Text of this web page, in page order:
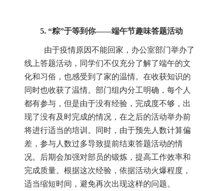
5. “粽”于等到你——端午节趣味答题活动
由于疫情原因不能回家，办公室部门举办了
线上答题活动，同学们不仅充分了解了端午的文
化和习俗，也感受到了家的温情。在收获知识的
同时也收获了温情。部门组内分工明确，每个人
都有参与，但是由于没有经验，完成度不够，出
现了没有及时完成的情况，在之后的活动举办前
将进行适当的培训。同时，由于预先人数计算偏
差，参与人数过多导致提前结束答题活动的情
况。后期会加强对部员的锻炼，提高工作效率和
完成质量。根据这次经验，依据活动火爆程度，
适当缩短时间，避免再次出现这样的问题。